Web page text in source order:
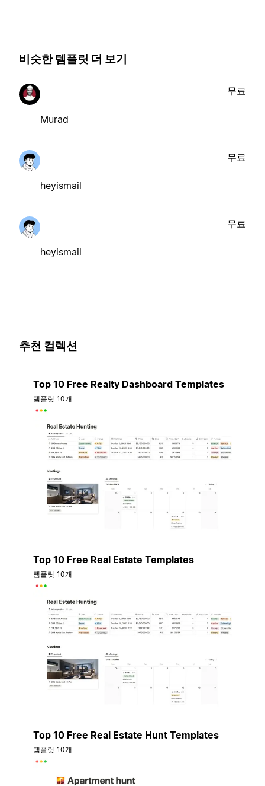
비슷한 템플릿 더 보기
Murad
무료
heyismail
무료
heyismail
무료
추천 컬렉션
Top 10 Free Realty Dashboard Templates
템플릿 10개
Top 10 Free Real Estate Templates
템플릿 10개
Top 10 Free Real Estate Hunt Templates
템플릿 10개